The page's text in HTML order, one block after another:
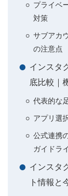
プライベ
対策
サブアカ
の注意点
インスタ
底比較｜
代表的な
アプリ選
公式連携
ガイドラ
インスタ
ト情報と